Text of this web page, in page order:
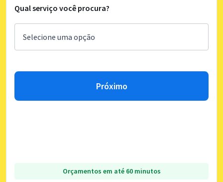
Qual serviço você procura?
Próximo
Orçamentos em até 60 minutos